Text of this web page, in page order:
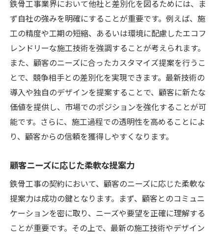
鉄骨工事業界において他社と差別化を図るためには、ま
ず自社の強みを明確にすることが重要です。例えば、施
工の精度や工期の短縮、あるいは環境に配慮したエコフ
レンドリーな施工技術を強調することが考えられます。
また、顧客のニーズに合ったカスタマイズ提案を行うこ
とで、競争相手との差別化を実現できます。最新技術の
導入や独自のデザインを提案することで、顧客に新たな
価値を提供し、市場でのポジションを強化することが可
能です。さらに、施工過程での透明性を高めることによ
り、顧客からの信頼を獲得しやすくなります。
顧客ニーズに応じた柔軟な提案力
鉄骨工事の契約において、顧客のニーズに応じた柔軟な
提案力は成功の鍵となります。まず、顧客とのコミュニ
ケーションを密に取り、ニーズや要望を正確に理解する
ことが重要です。その上で、最新の施工技術やデザイン